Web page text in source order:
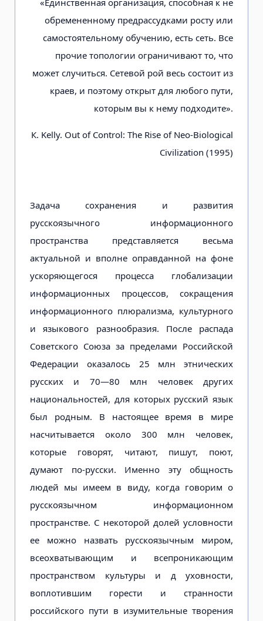
обремененному предрассудками росту или
самостоятельному обучению, есть сеть. Все
прочие топологии ограничивают то, что
может случиться. Сетевой рой весь состоит из
краев, и поэтому открыт для любого пути,
которым вы к нему подходите».
К. Kelly. Out of Control: The Rise of Neo-Biological
Civilization (1995)
Задача сохранения и развития
русскоязычного информационного
пространства представляется весьма
актуальной и вполне оправданной на фоне
ускоряющегося процесса глобализации
информационных процессов, сокращения
информационного плюрализма, культурного
и языкового разнообразия. После распада
Советского Союза за пределами Российской
Федерации оказалось 25 млн этнических
русских и 70—80 млн человек других
национальностей, для которых русский язык
был родным. В настоящее время в мире
насчитывается около 300 млн человек,
которые говорят, читают, пишут, поют,
думают по-русски. Именно эту общность
людей мы имеем в виду, когда говорим о
русскоязычном информационном
пространстве. С некоторой долей условности
ее можно назвать русскоязычным миром,
всеохватывающим и всепроникающим
пространством культуры и д уховности,
воплотившим горести и странности
российского пути в изумительные творения